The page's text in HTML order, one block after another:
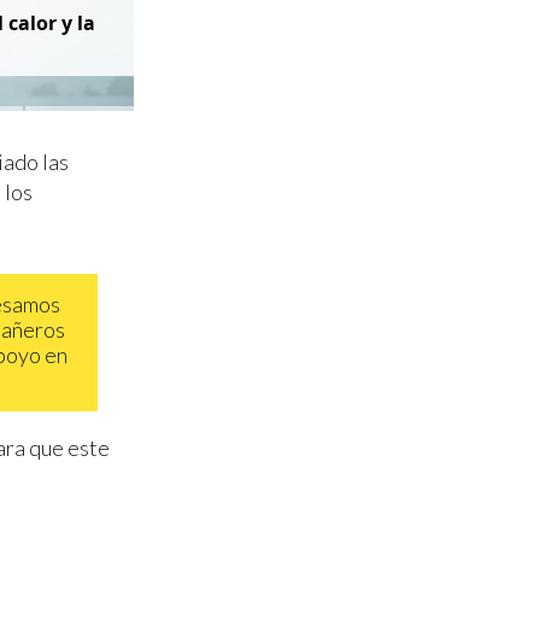
calor y la
las
los
en
que este